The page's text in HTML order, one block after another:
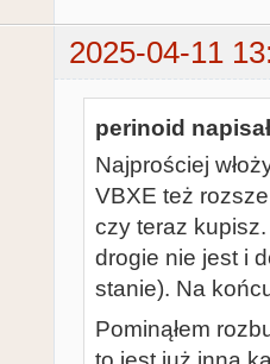
2025-04-11
perinoid
Najprościej
VBXE też
czy teraz
drogie nie jest i
stanie). Na
Pominąłem